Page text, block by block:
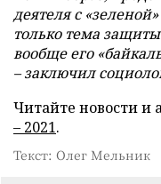
деятеля с
только тема
вообще его
– заключил
Читайте новости и
– 2021.
Текст: Олег Мельник